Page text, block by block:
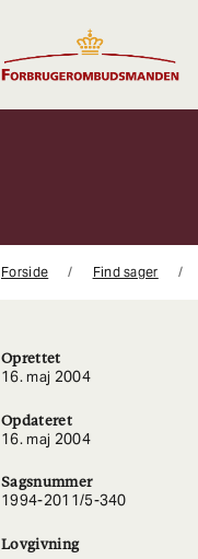
Forside Find sager
Oprettet
16. maj 2004
Opdateret
16. maj 2004
Sagsnummer
1994-2011/5-340
Lovgivning